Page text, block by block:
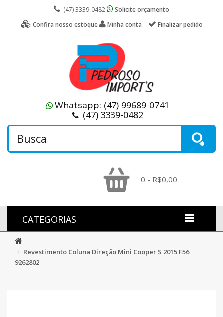
(47) 3339-0482
Solicite orçamento
Confira nosso estoque
Minha conta Finalizar pedido
Whatsapp: (47) 99689-0741
(47) 3339-0482
0 - R$0,00
CATEGORIAS
Revestimento Coluna Direção Mini Cooper S 2015 F56
9262802